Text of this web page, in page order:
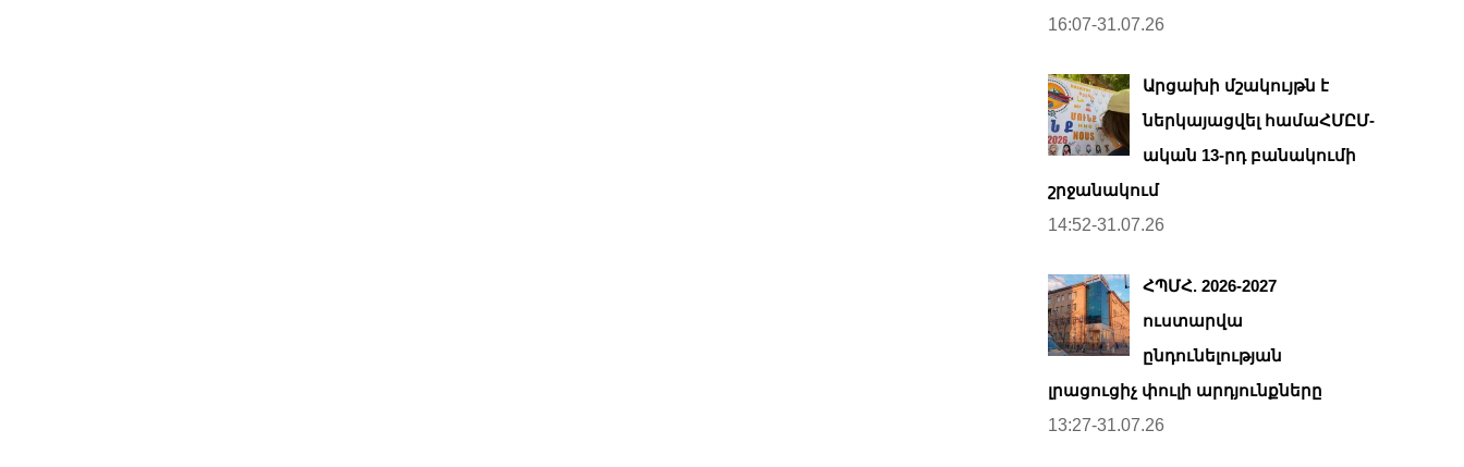
16:07-31.07.26
Արցախի մշակույթն է
ներկայացվել համաՀՄԸՄ-
ական 13-րդ բանակումի
շրջանակում
14:52-31.07.26
ՀՊՄՀ. 2026-2027
ուստարվա
ընդունելության
լրացուցիչ փուլի արդյունքները
13:27-31.07.26